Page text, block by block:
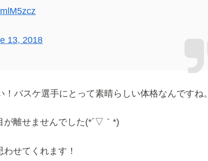
13, 2018
バスケ選手にとって素晴らしい体格なんですね。
が離せませんでした(*´▽｀*)
せてくれます！